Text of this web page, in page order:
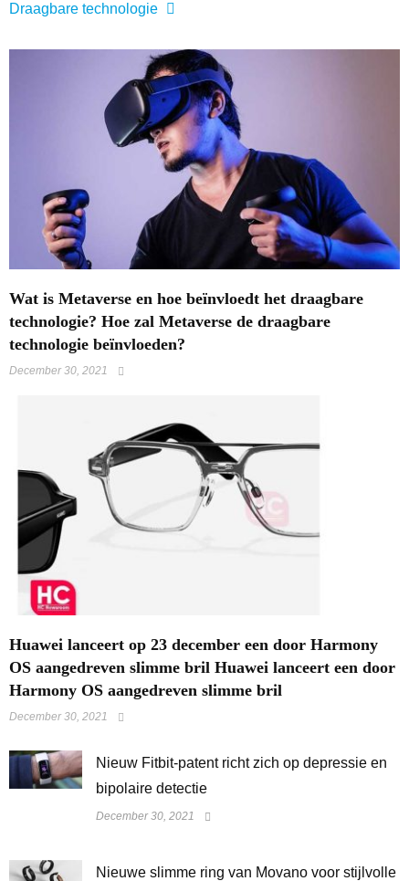
Draagbare technologie
Wat is Metaverse en hoe beïnvloedt het draagbare
technologie? Hoe zal Metaverse de draagbare
technologie beïnvloeden?
December 30, 2021
Huawei lanceert op 23 december een door Harmony
OS aangedreven slimme bril Huawei lanceert een door
Harmony OS aangedreven slimme bril
December 30, 2021
​Nieuw Fitbit-patent richt zich op depressie en
bipolaire detectie
December 30, 2021
Nieuwe slimme ring van Movano voor stijlvolle